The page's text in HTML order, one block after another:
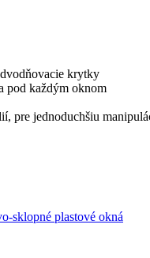
krytky
pod každým oknom
pre jednoduchšiu
sklopné plastové okná